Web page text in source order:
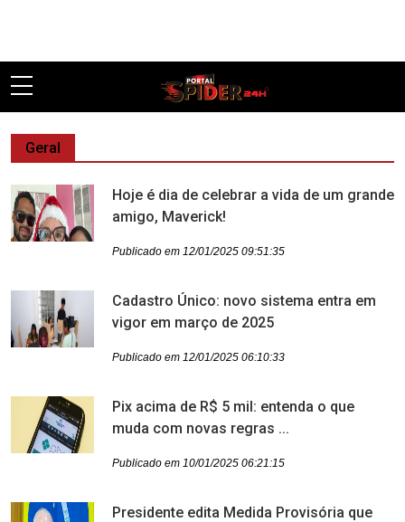
Geral
Hoje é dia de celebrar a vida de um grande
amigo, Maverick!
Publicado em 12/01/2025 09:51:35
Cadastro Único: novo sistema entra em
vigor em março de 2025
Publicado em 12/01/2025 06:10:33
Pix acima de R$ 5 mil: entenda o que
muda com novas regras ...
Publicado em 10/01/2025 06:21:15
Presidente edita Medida Provisória que